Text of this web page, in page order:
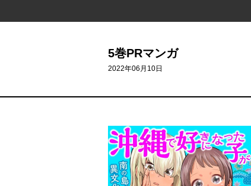
5巻PRマンガ
2022年06月10日